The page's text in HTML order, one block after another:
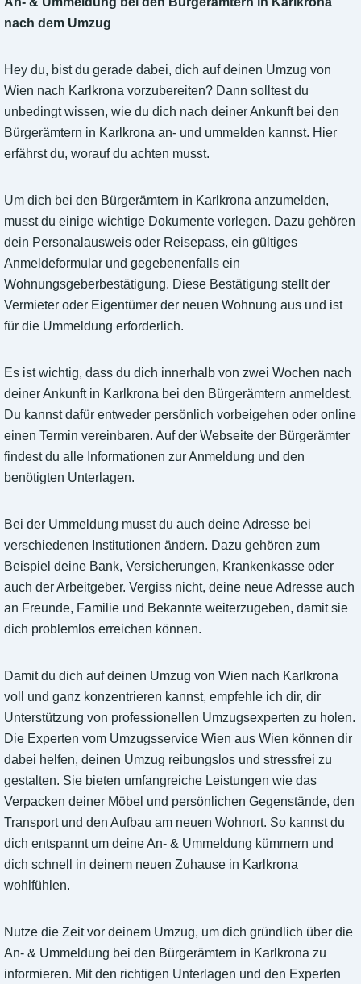
nach dem Umzug
Hey du, bist du gerade dabei, dich auf deinen Umzug von
Wien nach Karlkrona vorzubereiten? Dann solltest du
unbedingt wissen, wie du dich nach deiner Ankunft bei den
Bürgerämtern in Karlkrona an- und ummelden kannst. Hier
erfährst du, worauf du achten musst.
Um dich bei den Bürgerämtern in Karlkrona anzumelden,
musst du einige wichtige Dokumente vorlegen. Dazu gehören
dein Personalausweis oder Reisepass, ein gültiges
Anmeldeformular und gegebenenfalls ein
Wohnungsgeberbestätigung. Diese Bestätigung stellt der
Vermieter oder Eigentümer der neuen Wohnung aus und ist
für die Ummeldung erforderlich.
Es ist wichtig, dass du dich innerhalb von zwei Wochen nach
deiner Ankunft in Karlkrona bei den Bürgerämtern anmeldest.
Du kannst dafür entweder persönlich vorbeigehen oder online
einen Termin vereinbaren. Auf der Webseite der Bürgerämter
findest du alle Informationen zur Anmeldung und den
benötigten Unterlagen.
Bei der Ummeldung musst du auch deine Adresse bei
verschiedenen Institutionen ändern. Dazu gehören zum
Beispiel deine Bank, Versicherungen, Krankenkasse oder
auch der Arbeitgeber. Vergiss nicht, deine neue Adresse auch
an Freunde, Familie und Bekannte weiterzugeben, damit sie
dich problemlos erreichen können.
Damit du dich auf deinen Umzug von Wien nach Karlkrona
voll und ganz konzentrieren kannst, empfehle ich dir, dir
Unterstützung von professionellen Umzugsexperten zu holen.
Die Experten vom Umzugsservice Wien aus Wien können dir
dabei helfen, deinen Umzug reibungslos und stressfrei zu
gestalten. Sie bieten umfangreiche Leistungen wie das
Verpacken deiner Möbel und persönlichen Gegenstände, den
Transport und den Aufbau am neuen Wohnort. So kannst du
dich entspannt um deine An- & Ummeldung kümmern und
dich schnell in deinem neuen Zuhause in Karlkrona
wohlfühlen.
Nutze die Zeit vor deinem Umzug, um dich gründlich über die
An- & Ummeldung bei den Bürgerämtern in Karlkrona zu
informieren. Mit den richtigen Unterlagen und den Experten